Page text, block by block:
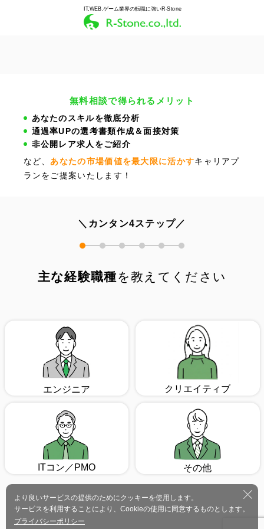
IT,WEB,ゲーム業界の転職に強いR-Stone
無料相談で得られるメリット
あなたのスキルを徹底分析
通過率UPの選考書類作成＆面接対策
非公開レア求人をご紹介
など、 あなたの市場価値を最大限に活かすキャリアプ
ランをご提案いたします！
＼カンタン4ステップ／
主な経験職種を教えてください
エンジニア クリエイティブ
ITコン／PMO その他
より良いサービスの提供のためにクッキーを使用します。
サービスを利用することにより、Cookieの使用に同意するものとします。
プライバシーポリシー